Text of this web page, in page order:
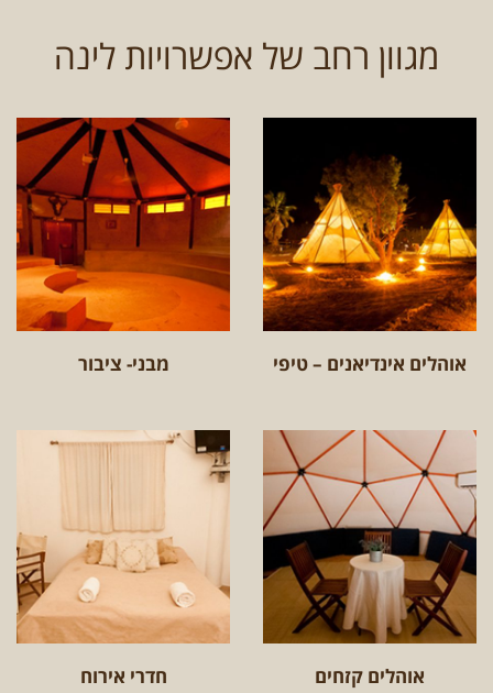
מגוון רחב של אפשרויות לינה
אוהלים אינדיאנים – טיפי מבני- ציבור
אוהלים קזחים חדרי אירוח